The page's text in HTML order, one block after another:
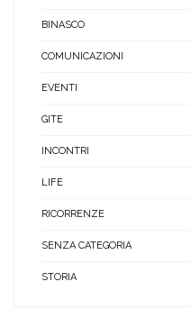
BINASCO
COMUNICAZIONI
EVENTI
GITE
INCONTRI
LIFE
RICORRENZE
SENZA CATEGORIA
STORIA